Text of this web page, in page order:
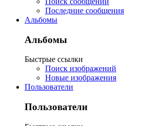
Последние сообщения
Альбомы
Альбомы
Быстрые ссылки
Поиск изображений
Новые изображения
Пользователи
Пользователи